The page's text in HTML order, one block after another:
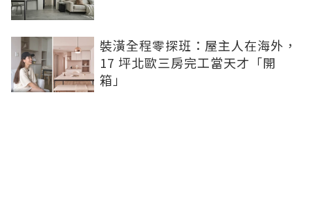
裝潢全程零探班：屋主人在海外，
17 坪北歐三房完工當天才「開
箱」